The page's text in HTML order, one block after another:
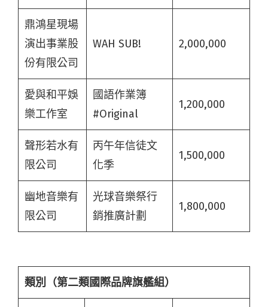
鼎鴻星現場
演出事業股
份有限公司
WAH SUB! 2,000,000
愛與和平娛
樂工作室
國語作業簿
#Original
1,200,000
聲形若水有
限公司
丙午年信徒文
化季
1,500,000
幽地音樂有
限公司
光球音樂祭行
銷推廣計劃
1,800,000
類別（第二類國際品牌旗艦組）